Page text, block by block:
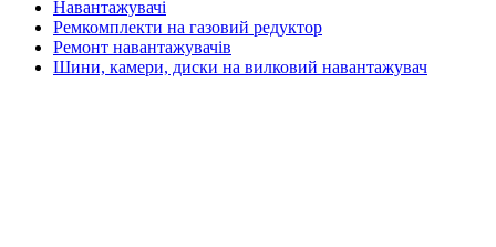
Навантажувачі
Ремкомплекти на газовий редуктор
Ремонт навантажувачів
Шини, камери, диски на вилковий навантажувач